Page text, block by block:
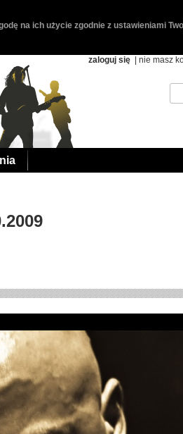
na ich użycie zgodnie z ustawieniami
zaloguj się | nie masz